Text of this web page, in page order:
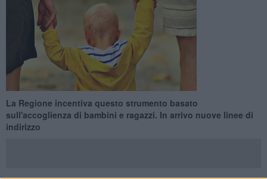
La Regione incentiva questo strumento basato
sull'accoglienza di bambini e ragazzi. In arrivo nuove linee di
indirizzo